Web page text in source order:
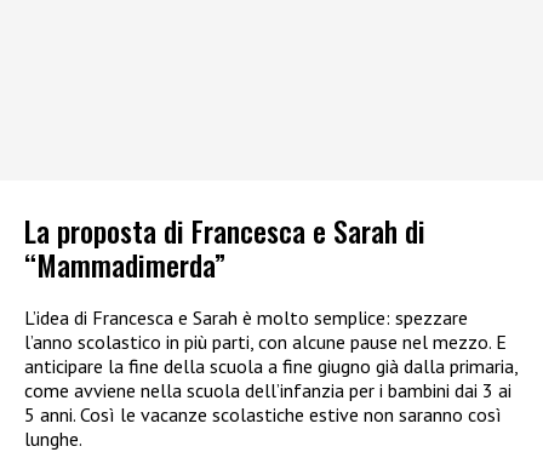
La proposta di Francesca e Sarah di
“Mammadimerda”
L’idea di Francesca e Sarah è molto semplice: spezzare
l’anno scolastico in più parti, con alcune pause nel mezzo. E
anticipare la fine della scuola a fine giugno già dalla primaria,
come avviene nella scuola dell’infanzia per i bambini dai 3 ai
5 anni. Così le vacanze scolastiche estive non saranno così
lunghe.